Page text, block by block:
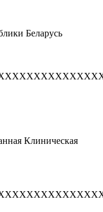
Беларусь
Клиническая